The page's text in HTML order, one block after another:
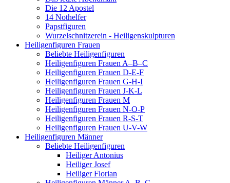
Die 12 Apostel
14 Nothelfer
Papstfiguren
Wurzelschnitzerein - Heiligenskulpturen
Heiligenfiguren Frauen
Beliebte Heiligenfiguren
Heiligenfiguren Frauen A–B–C
Heiligenfiguren Frauen D-E-F
Heiligenfiguren Frauen G-H-I
Heiligenfiguren Frauen J-K-L
Heiligenfiguren Frauen M
Heiligenfiguren Frauen N-O-P
Heiligenfiguren Frauen R-S-T
Heiligenfiguren Frauen U-V-W
Heiligenfiguren Männer
Beliebte Heiligenfiguren
Heiliger Antonius
Heiliger Josef
Heiliger Florian